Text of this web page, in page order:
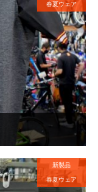
春夏ウェア
新製品
春夏ウェア